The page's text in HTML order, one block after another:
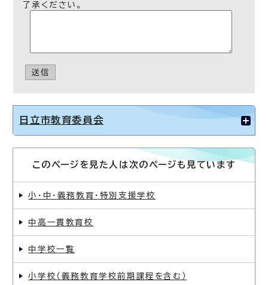
了承ください。
送信
日立市教育委員会
このページを見た人は次のページも見ています
小・中・義務教育・特別支援学校
中高一貫教育校
中学校一覧
小学校（義務教育学校前期課程を含む）